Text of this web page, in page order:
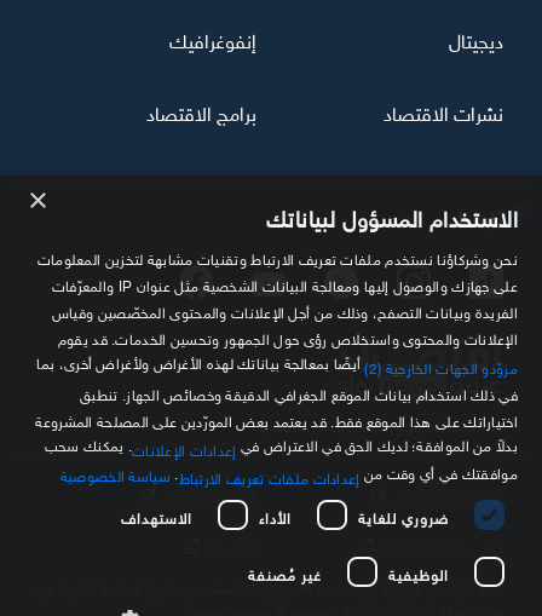
تابعنا
مصدرك الموثوق للمعلومة الاقتصادية
ديجيتال إنفوغرافيك
نشرات الاقتصاد برامج الاقتصاد
سياسة الخصوصية الشروط والأحكام
كافة العلامات التجارية الخاصة بـ SKY وكل ما تتضمنه من حقوق الملكية الفكرية هي
× الاستخدام المسؤول لبياناتك
نحن وشركاؤنا نستخدم ملفات تعريف الارتباط وتقنيات مشابهة لتخزين المعلومات
على جهازك والوصول إليها ومعالجة البيانات الشخصية مثل عنوان IP والمعرّفات
الفريدة وبيانات التصفح، وذلك من أجل الإعلانات والمحتوى المخصّصين وقياس
الإعلانات والمحتوى واستخلاص رؤى حول الجمهور وتحسين الخدمات. قد يقوم
مزوّدو الجهات الخارجية (2)
أيضًا بمعالجة بياناتك لهذه الأغراض ولأغراض أخرى، بما
في ذلك استخدام بيانات الموقع الجغرافي الدقيقة وخصائص الجهاز. تنطبق
اختياراتك على هذا الموقع فقط. قد يعتمد بعض المورّدين على المصلحة المشروعة
بدلاً من الموافقة؛ لديك الحق في الاعتراض في إعدادات الإعلانات . يمكنك سحب
موافقتك في أي وقت من إعدادات ملفات تعريف الارتباط سياسة الخصوصية
ضروري للغاية
الأداء الاستهداف
الوظيفية غير مُصنفة